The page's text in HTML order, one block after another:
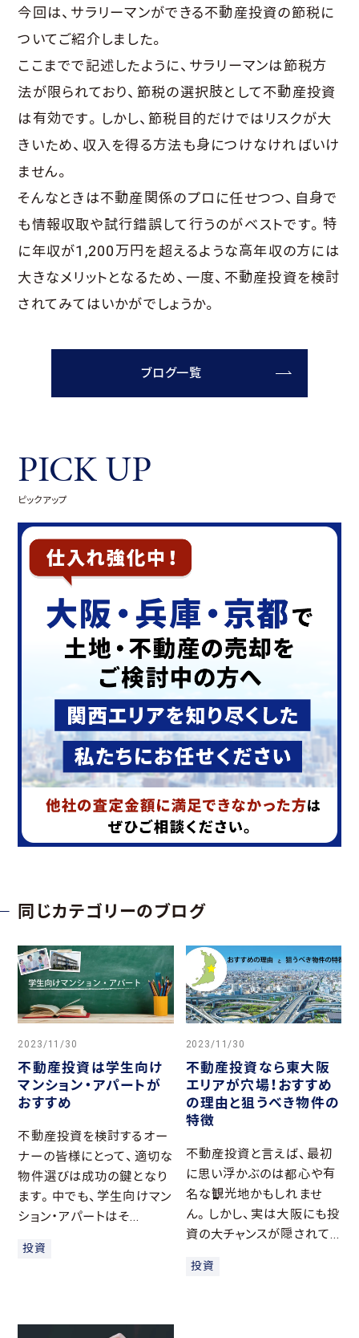
今回は、サラリーマンができる不動産投資の節税に
ついてご紹介しました。
ここまでで記述したように、サラリーマンは節税方
法が限られており、節税の選択肢として不動産投資
は有効です。しかし、節税目的だけではリスクが大
きいため、収入を得る方法も身につけなければいけ
ません。
そんなときは不動産関係のプロに任せつつ、自身で
も情報収取や試行錯誤して行うのがベストです。特
に年収が1,200万円を超えるような高年収の方には
大きなメリットとなるため、一度、不動産投資を検討
されてみてはいかがでしょうか。
ブログ一覧
PICK UP
ピックアップ
同じカテゴリーのブログ
2023/11/30
不動産投資は学生向け
マンション・アパートが
おすすめ
不動産投資を検討するオー
ナーの皆様にとって、適切な
物件選びは成功の鍵となり
ます。中でも、学生向けマン
ション・アパートはそ...
投資
2023/11/30
不動産投資なら東大阪
エリアが穴場！おすすめ
の理由と狙うべき物件の
特徴
不動産投資と言えば、最初
に思い浮かぶのは都心や有
名な観光地かもしれませ
ん。しかし、実は大阪にも投
資の大チャンスが隠されて...
投資